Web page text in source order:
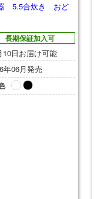
5.5合炊き おど
長期保証加入可
10日お届け可能
年06月発売